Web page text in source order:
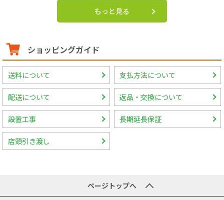
もっと見る
ショッピングガイド
送料について 支払方法について
配送について 返品・交換について
設置工事 長期延長保証
店頭引き渡し
ページトップへ